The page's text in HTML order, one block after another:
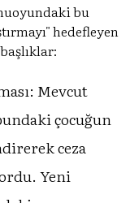
bu
hedefleyen
Mevcut
çocuğun
ceza
Yeni